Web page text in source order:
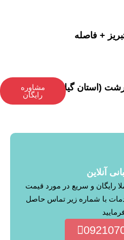
+ فاصله
(استان گیلان) + فاصله
آنلاین
رایگان و سریع در مورد قیمت
با شماره زیر تماس حاصل
فرمایید
مشاوره
رایگان